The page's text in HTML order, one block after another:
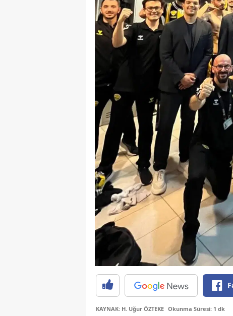
KAYNAK: H. Uğur ÖZTEKE Okunma Süresi: 1 dk